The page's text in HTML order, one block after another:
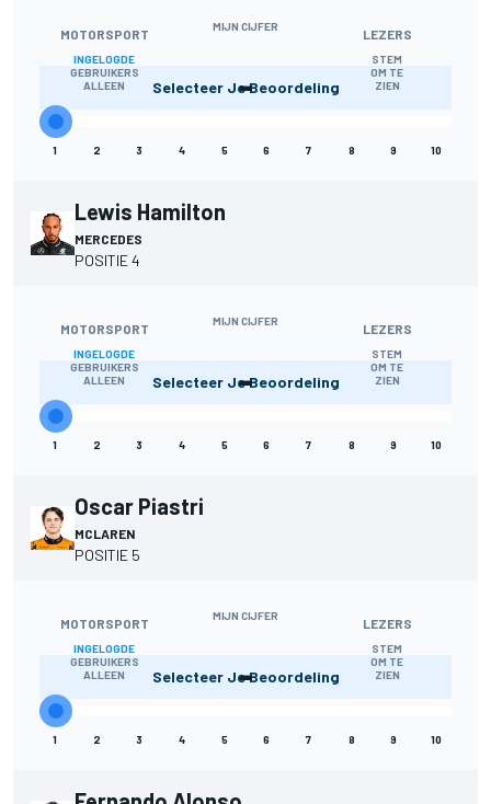
MOTORSPORT
INGELOGDE
GEBRUIKERS
ALLEEN
MIJN CIJFER
-
LEZERS
STEM
OM TE
ZIEN
Selecteer Je Beoordeling
1 2 3 4 5 6 7 8 9 10
Lewis Hamilton
MERCEDES
POSITIE 4
MOTORSPORT
INGELOGDE
GEBRUIKERS
ALLEEN
MIJN CIJFER
-
LEZERS
STEM
OM TE
ZIEN
Selecteer Je Beoordeling
1 2 3 4 5 6 7 8 9 10
Oscar Piastri
MCLAREN
POSITIE 5
MOTORSPORT
INGELOGDE
GEBRUIKERS
ALLEEN
MIJN CIJFER
-
LEZERS
STEM
OM TE
ZIEN
Selecteer Je Beoordeling
1 2 3 4 5 6 7 8 9 10